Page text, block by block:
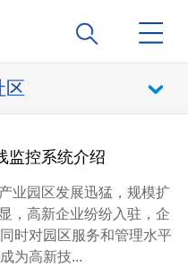
区
监控系统介绍
业园区发展迅猛，规模扩
，高新企业纷纷入驻，企
时对园区服务和管理水平
为高新技...